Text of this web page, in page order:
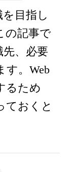
目指し
の記事で
、必要
す。Web
るため
ておくと